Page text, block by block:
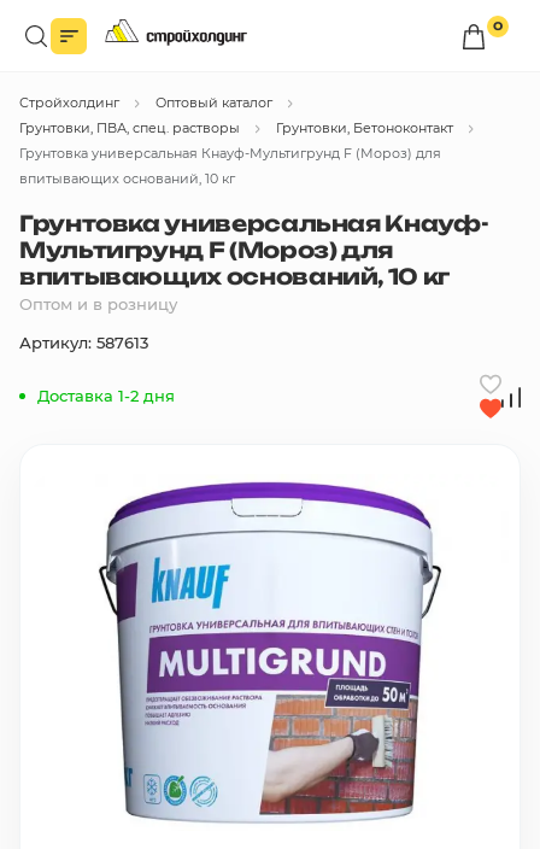
0
Войдите в личный кабинет
Вы сможете оформлять заказы по оптовым ценам.
Войти
Каталог товаров
бренды
В корзину
Минимальный заказ
+7(495) 988-86-47
sales@stroyholding.ru
Телеграм
Оплата
Стройхолдинг
Оптовый каталог
Грунтовки, ПВА, спец. растворы
Грунтовки, Бетоноконтакт
Грунтовка универсальная Кнауф-Мультигрунд F (Мороз) для
впитывающих оснований, 10 кг
Грунтовка универсальная Кнауф-
Мультигрунд F (Мороз) для
впитывающих оснований, 10 кг
Оптом и в розницу
Артикул: 587613
Доставка 1-2 дня